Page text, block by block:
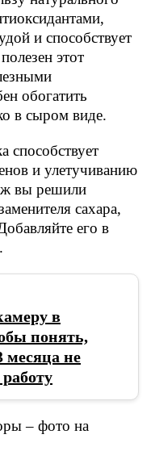
и способствует
этот
обогатить
в сыром виде.
способствует
и улетучиванию
вы решили
сахара,
его в
в
понять,
месяца не